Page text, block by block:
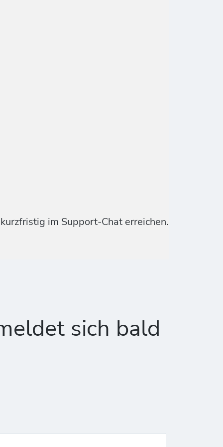
im Support-Chat erreichen.
sich bald